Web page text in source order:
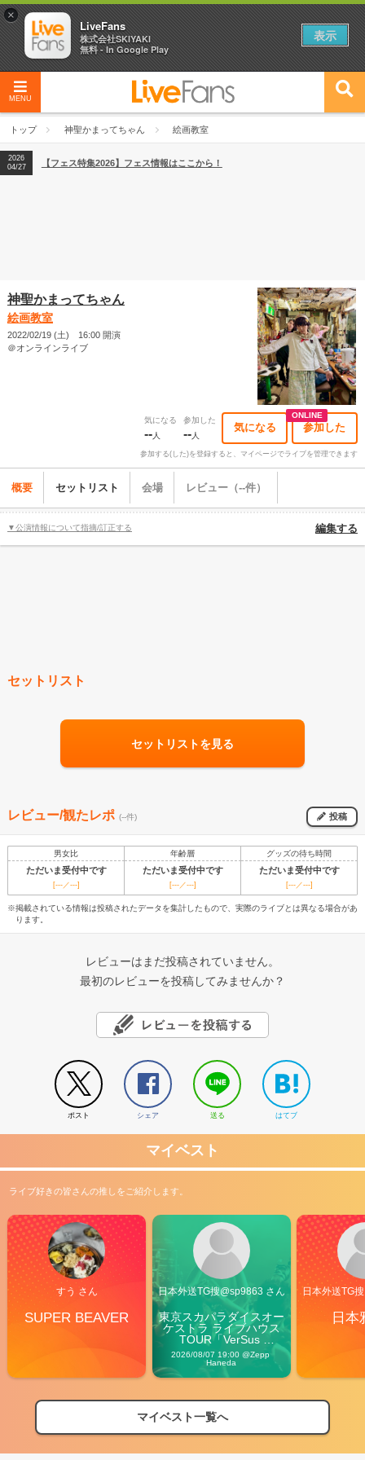
MENU
トップ 神聖かまってちゃん 絵画教室
2026
04/27
2026
【ライブ動員ランキング】2026年上半期編発表！
2026
04/27
【フェス特集2026】フェス情報はここから！
ONLINE
神聖かまってちゃん
絵画教室
2022/02/19 (土) 16:00 開演
＠オンラインライブ
気になる
--人
参加した
--人
気になる 参加した
参加する(した)を登録すると、マイページでライブを管理できます
概要 セットリスト 会場 レビュー（--件）
▼公演情報について指摘/訂正する 編集する
セットリスト
セットリストを見る
レビュー/観たレポ (--件) 投稿
男女比 年齢層 グッズの待ち時間
ただいま受付中です ただいま受付中です ただいま受付中です
[---／---] [---／---] [---／---]
※掲載されている情報は投稿されたデータを集計したもので、実際のライブとは異なる場合があ
ります。
レビューはまだ投稿されていません。
最初のレビューを投稿してみませんか？
ポスト シェア 送る はてブ
マイベスト
ライブ好きの皆さんの推しをご紹介します。
すう さん
SUPER BEAVER
日本外送TG搜@sp9863 さん
東京スカパラダイスオー
ケストラ ライブハウス
TOUR「VerSus
Carnival」
2026/08/07 19:00 @Zepp
Haneda
日本外送TG
日本
マイベスト一覧へ
【フェス特集2026】フェス情報はここから！
【ライブ動員ランキング】2026年上半期編発表！
×
LiveFans
株式会社SKIYAKI
無料 - In Google Play
表示